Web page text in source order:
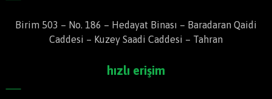
Birim 503 – No. 186 – Hedayat Binası – Baradaran Qaidi
Caddesi – Kuzey Saadi Caddesi – Tahran
hızlı erişim